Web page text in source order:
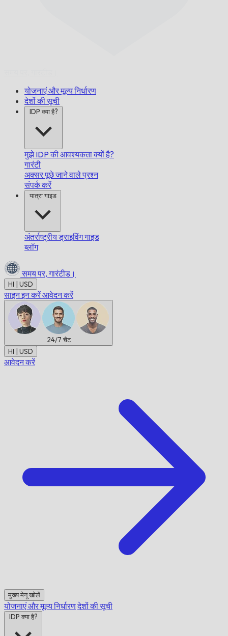
योजनाएं और मूल्य निर्धारण
देशों की सूची
IDP क्या है?
मुझे IDP की आवश्यकता क्यों है?
गारंटी
अक्सर पूछे जाने वाले प्रश्न
संपर्क करें
यात्रा गाइड
अंतर्राष्ट्रीय ड्राइविंग गाइड
ब्लॉग
समय पर, गारंटीड।
HI | USD
साइन इन करेंआवेदन करें
24/7 चैट
HI | USD
आवेदन करें
मुख्य मेनू खोलें
योजनाएं और मूल्य निर्धारणदेशों की सूची
IDP क्या है?